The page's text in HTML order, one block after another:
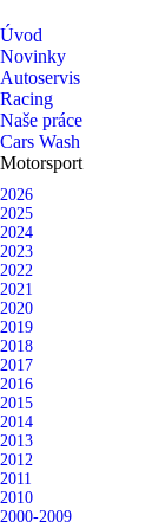
Úvod
Novinky
Autoservis
Racing
Naše práce
Cars Wash
Motorsport
2026
2025
2024
2023
2022
2021
2020
2019
2018
2017
2016
2015
2014
2013
2012
2011
2010
2000-2009